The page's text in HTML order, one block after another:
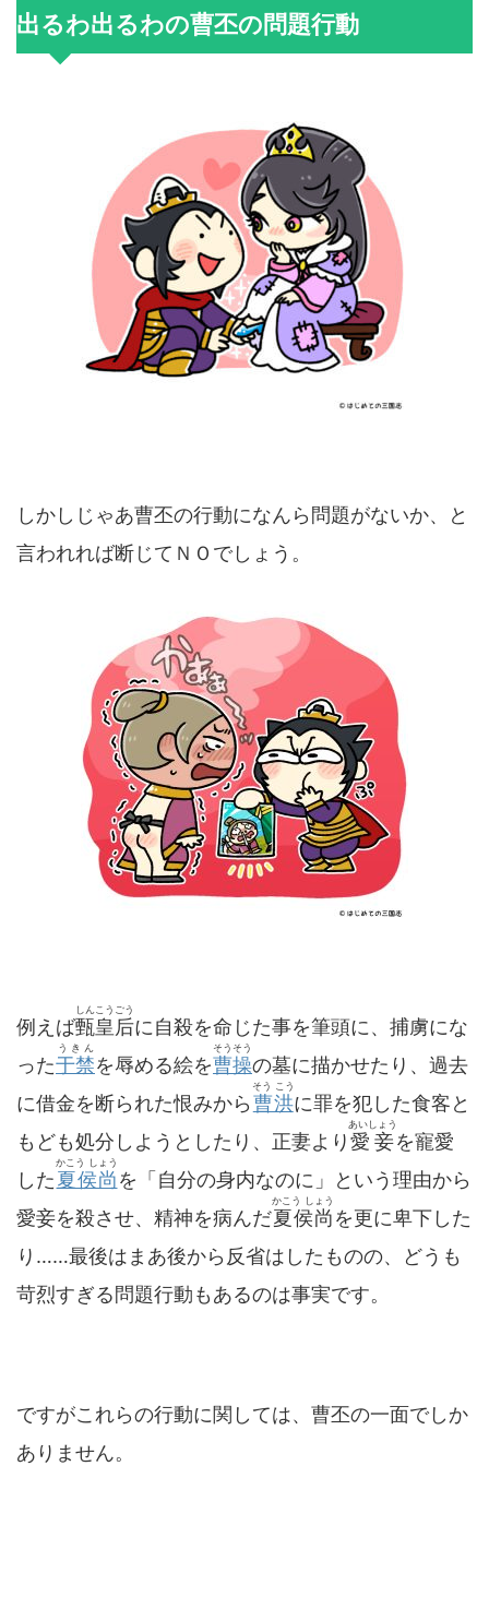
出るわ出るわの曹丕の問題行動
しかしじゃあ曹丕の行動になんら問題がないか、と
言われれば断じてＮＯでしょう。
例えば甄皇后
しんこうごう
に自殺を命じた事を筆頭に、捕虜にな
った于禁
うきん
を辱める絵を曹操
そうそう
の墓に描かせたり、過去
に借金を断られた恨みから曹洪
そう こう
に罪を犯した食客と
もども処分しようとしたり、正妻より 愛妾
あいしょう
を寵愛
した夏侯尚
かこう しょう
を「自分の身内なのに」という理由から
愛妾を殺させ、精神を病んだ夏侯尚
かこう しょう
を更に卑下した
り……最後はまあ後から反省はしたものの、どうも
苛烈すぎる問題行動もあるのは事実です。
ですがこれらの行動に関しては、曹丕の一面でしか
ありません。